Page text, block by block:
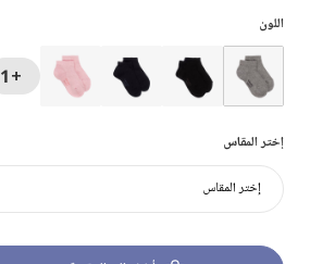
اللون
+1
إختر المقاس
إختر المقاس